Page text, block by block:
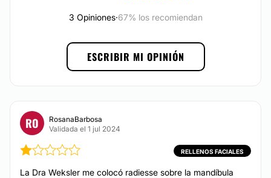
Tratamientos celulitis
3 Opiniones·67% los recomiendan
ESCRIBIR MI OPINIÓN
RO
RosanaBarbosa
Validada el 1 jul 2024
RELLENOS FACIALES
La Dra Weksler me colocó radiesse sobre la mandíbula